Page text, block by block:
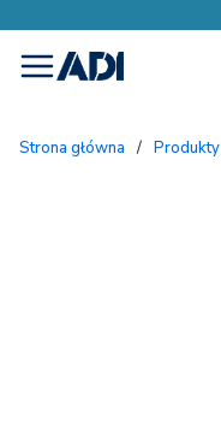
menu
Strona główna / Produkty